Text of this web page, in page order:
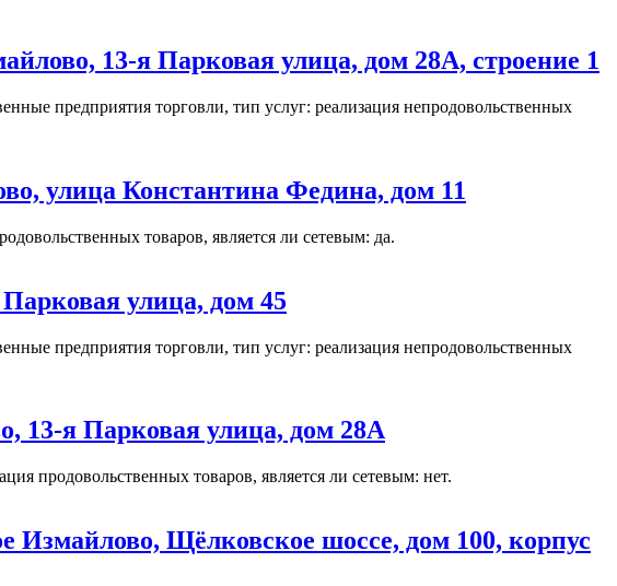
13-я Парковая улица, дом 28А, строение 1
предприятия торговли, тип услуг: реализация непродовольственных
улица Константина Федина, дом 11
товаров, является ли сетевым: да.
улица, дом 45
предприятия торговли, тип услуг: реализация непродовольственных
13-я Парковая улица, дом 28А
продовольственных товаров, является ли сетевым: нет.
Щёлковское шоссе, дом 100, корпус